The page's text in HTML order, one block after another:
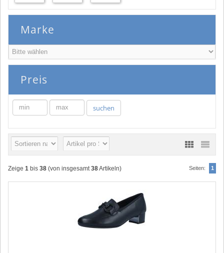
Marke
Preis
min max suchen
Zeige 1 bis 38 (von insgesamt 38Artikeln) Seiten: 1